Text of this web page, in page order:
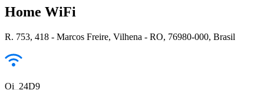
Home WiFi
R. 753, 418 - Marcos Freire, Vilhena - RO, 76980-000, Brasil
Oi_24D9